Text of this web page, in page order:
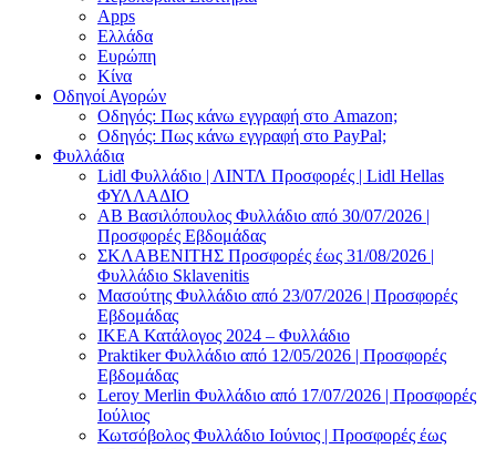
Apps
Ελλάδα
Ευρώπη
Κίνα
Οδηγοί Αγορών
Οδηγός: Πως κάνω εγγραφή στο Amazon;
Οδηγός: Πως κάνω εγγραφή στο PayPal;
Φυλλάδια
Lidl Φυλλάδιο | ΛΙΝΤΛ Προσφορές | Lidl Hellas
ΦΥΛΛΑΔΙΟ
AB Βασιλόπουλος Φυλλάδιο από 30/07/2026 |
Προσφορές Εβδομάδας
ΣΚΛΑΒΕΝΙΤΗΣ Προσφορές έως 31/08/2026 |
Φυλλάδιο Sklavenitis
Μασούτης Φυλλάδιο από 23/07/2026 | Προσφορές
Εβδομάδας
ΙΚΕΑ Κατάλογος 2024 – Φυλλάδιο
Praktiker Φυλλάδιο από 12/05/2026 | Προσφορές
Εβδομάδας
Leroy Merlin Φυλλάδιο από 17/07/2026 | Προσφορές
Ιούλιος
Κωτσόβολος Φυλλάδιο Ιούνιος | Προσφορές έως